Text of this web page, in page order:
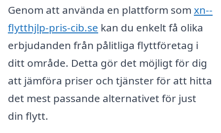
Genom att använda en plattform som xn--
flytthjlp-pris-cib.se kan du enkelt få olika
erbjudanden från pålitliga flyttföretag i
ditt område. Detta gör det möjligt för dig
att jämföra priser och tjänster för att hitta
det mest passande alternativet för just
din flytt.